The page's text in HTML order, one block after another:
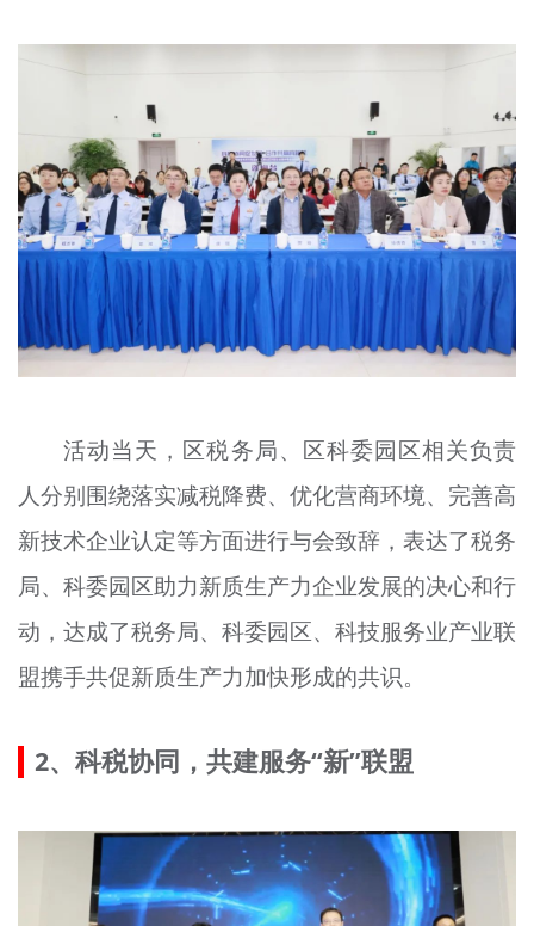
活动当天，区税务局、区科委园区相关负责
人分别围绕落实减税降费、优化营商环境、完善高
新技术企业认定等方面进行与会致辞，表达了税务
局、科委园区助力新质生产力企业发展的决心和行
动，达成了税务局、科委园区、科技服务业产业联
盟携手共促新质生产力加快形成的共识。
2、科税协同，共建服务“新”联盟